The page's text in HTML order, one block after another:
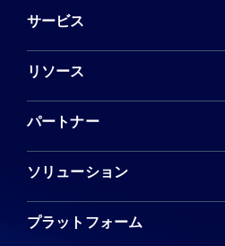
サービス
リソース
パートナー
ソリューション
プラットフォーム